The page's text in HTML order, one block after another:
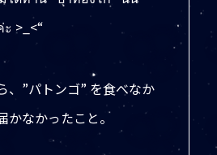
>_<“
、”パトンゴ” を食べなか
かなかったこと。